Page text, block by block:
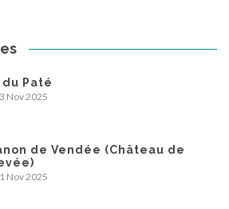
Paté
Nov 2025
de Vendée (Château de
Nov 2025